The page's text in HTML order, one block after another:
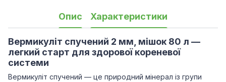
Опис Характеристики
Вермикуліт спучений 2 мм, мішок 80 л —
легкий старт для здорової кореневої
системи
Вермикуліт спучений — це природний мінерал із групи